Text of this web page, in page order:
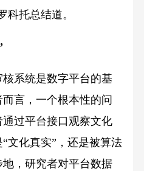
科托总结道。
系统是数字平台的基
言，一个根本性的问
过平台接口观察文化
文化真实”，还是被算法
，研究者对平台数据